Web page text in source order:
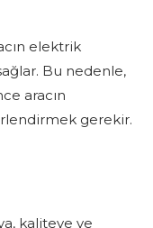
elektrik
Bu nedenle,
aracın
gerekir.
kaliteye ve